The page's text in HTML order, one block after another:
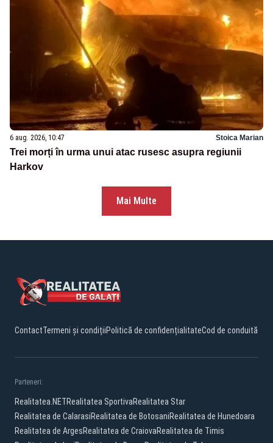
6 aug. 2026, 10:47 Stoica Marian
Trei morți în urma unui atac rusesc asupra regiunii
Harkov
Mai Multe
ContactTermeni și condițiiPolitică de confidențialitateCod de conduită
Parteneri:
Realitatea.NETRealitatea SportivaRealitatea Star
Realitatea de CalarasiRealitatea de BotosaniRealitatea de Hunedoara
Realitatea de ArgesRealitatea de CraiovaRealitatea de Timis